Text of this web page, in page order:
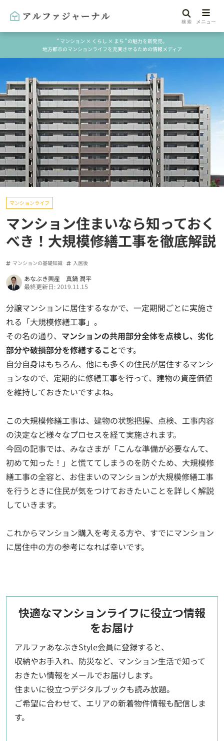
" マンション × くらし × まち "の魅力を新発見。
地方都市のマンションライフを充実させるための情報メディア
マンションライフ
マンション住まいなら知っておく
べき！大規模修繕工事を徹底解説
マンションの基礎知識 入居後
あなぶき興産 真鍋 潤平
最終更新日: 2019.11.15
分譲マンションに居住するなかで、一定期間ごとに実施さ
れる「大規模修繕工事」。
その名の通り、 マンションの共用部分全体を点検し、劣化
部分や破損部分を修繕することです。
自分自身はもちろん、他にも多くの住民が居住するマンシ
ョンなので、定期的に修繕工事を行って、建物の資産価値
を維持しておきたいですよね。
この大規模修繕工事は、建物の状態把握、点検、工事内容
の決定など様々なプロセスを経て実施されます。
今回の記事では、みなさまが「こんな準備が必要なんて、
初めて知った！」と慌ててしまうのを防ぐため、大規模修
繕工事の全容と、お住まいのマンションが大規模修繕工事
を行うときに住民が気をつけておきたいことを詳しく解説
していきます。
これからマンション購入を考える方や、すでにマンション
に居住中の方の参考になれば幸いです。
快適なマンションライフに役立つ情報
をお届け
アルファあなぶきStyle会員に登録すると、
収納やお手入れ、防災など、マンション生活で知って
おきたい情報をメールでお届けします。
住まいに役立つデジタルブックも読み放題。
ご希望に合わせて、エリアの新着物件情報も配信しま
す。